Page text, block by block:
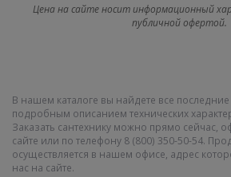
Цена на сайте носит информационный
публичной офертой.
В нашем каталоге вы найдете все
подробным описанием технических
Заказать сантехнику можно прямо сейчас,
сайте или по телефону 8 (800) 350-50-54.
осуществляется в нашем офисе, адрес
нас на сайте.